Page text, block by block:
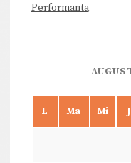
Performanta
L Ma Mi J